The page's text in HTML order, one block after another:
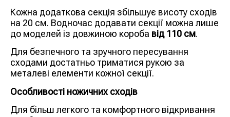
Кожна додаткова секція збільшує висоту сходів
на 20 см. Водночас додавати секції можна лише
до моделей із довжиною короба від 110 см.
Для безпечного та зручного пересування
сходами достатньо триматися рукою за
металеві елементи кожної секції.
Особливості ножичних сходів
Для більш легкого та комфортного відкривання